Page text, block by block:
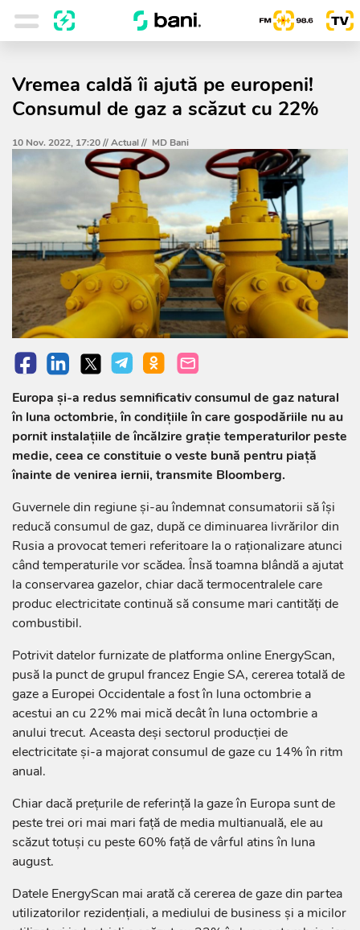
Vremea caldă îi ajută pe europeni!
Consumul de gaz a scăzut cu 22%
10 Nov. 2022, 17:20 //Actual// MD Bani
Europa şi-a redus semnificativ consumul de gaz natural
în luna octombrie, în condiţiile în care gospodăriile nu au
pornit instalaţiile de încălzire graţie temperaturilor peste
medie, ceea ce constituie o veste bună pentru piaţă
înainte de venirea iernii, transmite Bloomberg.
Guvernele din regiune şi-au îndemnat consumatorii să îşi
reducă consumul de gaz, după ce diminuarea livrărilor din
Rusia a provocat temeri referitoare la o raţionalizare atunci
când temperaturile vor scădea. Însă toamna blândă a ajutat
la conservarea gazelor, chiar dacă termocentralele care
produc electricitate continuă să consume mari cantităţi de
combustibil.
Potrivit datelor furnizate de platforma online EnergyScan,
pusă la punct de grupul francez Engie SA, cererea totală de
gaze a Europei Occidentale a fost în luna octombrie a
acestui an cu 22% mai mică decât în luna octombrie a
anului trecut. Aceasta deşi sectorul producţiei de
electricitate şi-a majorat consumul de gaze cu 14% în ritm
anual.
Chiar dacă preţurile de referinţă la gaze în Europa sunt de
peste trei ori mai mari faţă de media multianuală, ele au
scăzut totuşi cu peste 60% faţă de vârful atins în luna
august.
Datele EnergyScan mai arată că cererea de gaze din partea
utilizatorilor rezidenţiali, a mediului de business şi a micilor